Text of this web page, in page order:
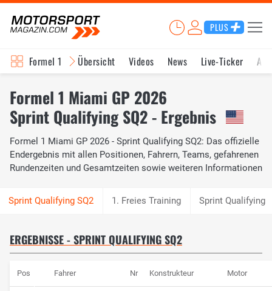
PLUS
Formel 1 Übersicht Videos News Live-Ticker
Formel 1 Miami GP 2026
Sprint Qualifying SQ2 - Ergebnis
Formel 1 Miami GP 2026 - Sprint Qualifying SQ2: Das offizielle
Endergebnis mit allen Positionen, Fahrern, Teams, gefahrenen
Rundenzeiten und Gesamtzeiten sowie weiteren Informationen
1. Freies Training Sprint Qualifying
ERGEBNISSE - SPRINT QUALIFYING SQ2
Pos Fahrer Nr Konstrukteur Motor